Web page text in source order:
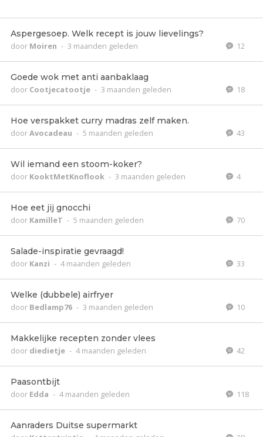
Aspergesoep. Welk recept is jouw lievelings?
door Moiren - 3 maanden geleden 12
Goede wok met anti aanbaklaag
door Cootjecatootje - 3 maanden geleden 18
Hoe verspakket curry madras zelf maken.
doorAvocadeau - 5 maanden geleden 43
Wil iemand een stoom-koker?
door KooktMetKnoflook - 3 maanden geleden 4
Hoe eet jij gnocchi
door KamilleT - 5 maanden geleden 70
Salade-inspiratie gevraagd!
door Kanzi - 4 maanden geleden 33
Welke (dubbele) airfryer
door Bedlamp76 - 3 maanden geleden 10
Makkelijke recepten zonder vlees
door diedietje - 4 maanden geleden 42
Paasontbijt
door Edda - 4 maanden geleden 118
Aanraders Duitse supermarkt